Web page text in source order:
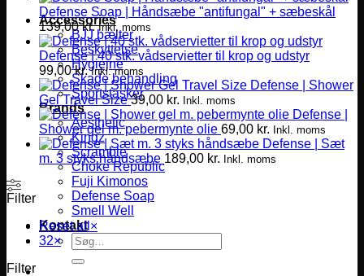
Accessories
BJJ bælter
Beskyttelse
Hygiejne
Skade behandling
Sportstasker
Brands
Aesthetic
Kingz
Scramble
Choke Republic
Fuji Kimonos
Defense Soap
Smell Well
Kontakt
Søg
efter:
Defense Soap | Håndsæbe "antifungal" + sæbeskål
139,00kr. Inkl. moms
Defense | 40 stk. vådservietter til krop og udstyr
99,00kr. Inkl. moms
Defense | Shower
Gel Travel Size 39,00 kr. Inkl. moms
Defense |
Shower gel m. pebermynte olie 69,00 kr. Inkl. moms
Defense | Sæt
m. 3 styks håndsæbe 189,00 kr. Inkl. moms
Filter
Reset all ×
32×
Filter